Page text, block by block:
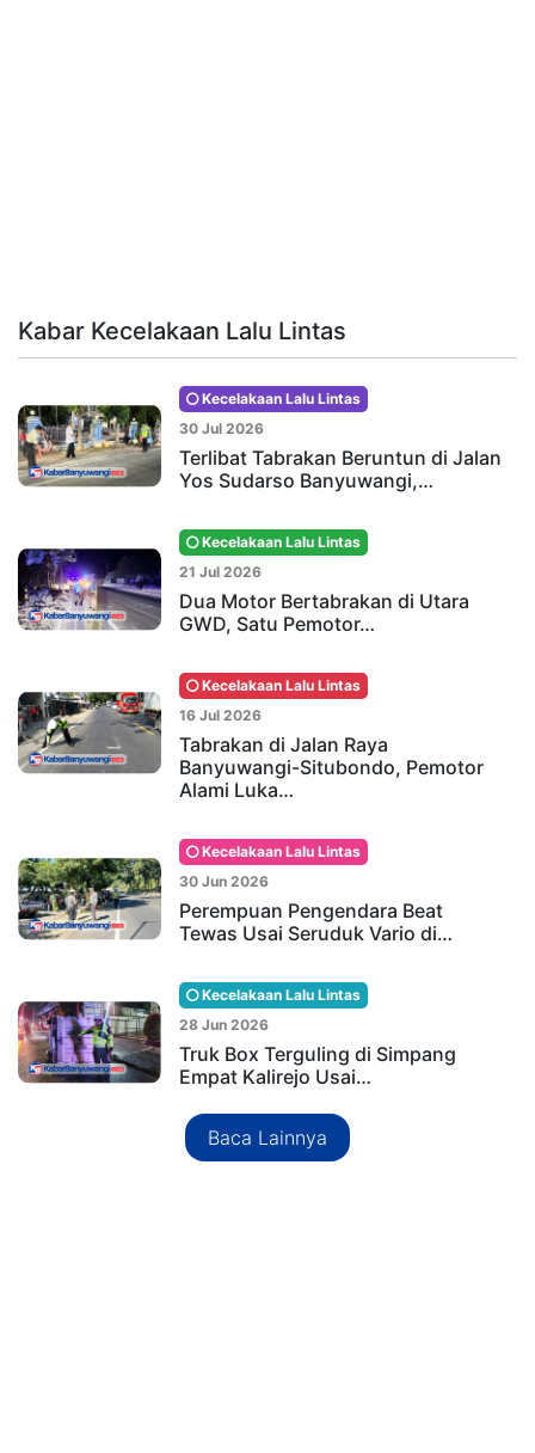
Kabar Kecelakaan Lalu Lintas
Kecelakaan Lalu Lintas
30 Jul 2026
Terlibat Tabrakan Beruntun di Jalan
Yos Sudarso Banyuwangi,…
Kecelakaan Lalu Lintas
21 Jul 2026
Dua Motor Bertabrakan di Utara
GWD, Satu Pemotor…
Kecelakaan Lalu Lintas
16 Jul 2026
Tabrakan di Jalan Raya
Banyuwangi-Situbondo, Pemotor
Alami Luka…
Kecelakaan Lalu Lintas
30 Jun 2026
Perempuan Pengendara Beat
Tewas Usai Seruduk Vario di…
Kecelakaan Lalu Lintas
28 Jun 2026
Truk Box Terguling di Simpang
Empat Kalirejo Usai…
Baca Lainnya